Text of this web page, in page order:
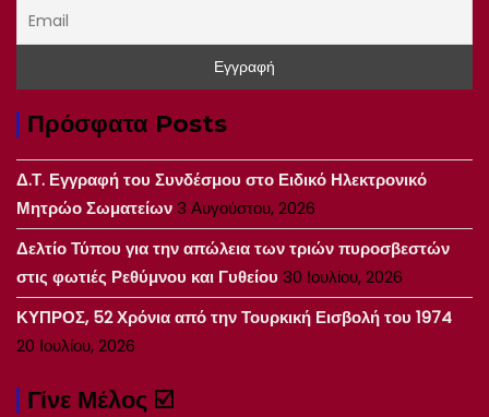
Πρόσφατα Posts
Δ.Τ. Εγγραφή του Συνδέσμου στο Ειδικό Ηλεκτρονικό
Μητρώο Σωματείων3 Αυγούστου, 2026
Δελτίο Τύπου για την απώλεια των τριών πυροσβεστών
στις φωτιές Ρεθύμνου και Γυθείου 30 Ιουλίου, 2026
ΚΥΠΡΟΣ, 52 Χρόνια από την Τουρκική Εισβολή του 1974
20 Ιουλίου, 2026
Γίνε Μέλος ☑️